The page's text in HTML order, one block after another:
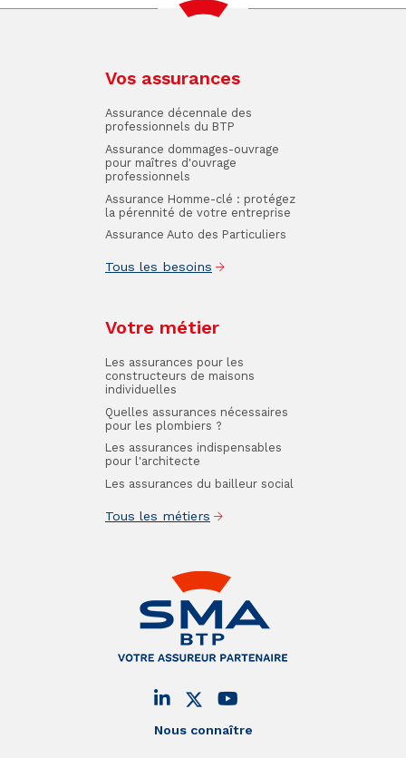
Nous connaître
Vos assurances
Assurance décennale des
professionnels du BTP
Assurance dommages-ouvrage
pour maîtres d'ouvrage
professionnels
Assurance Homme-clé : protégez
la pérennité de votre entreprise
Assurance Auto des Particuliers
Tous les besoins
Votre métier
Les assurances pour les
constructeurs de maisons
individuelles
Quelles assurances nécessaires
pour les plombiers ?
Les assurances indispensables
pour l'architecte
Les assurances du bailleur social
Tous les métiers